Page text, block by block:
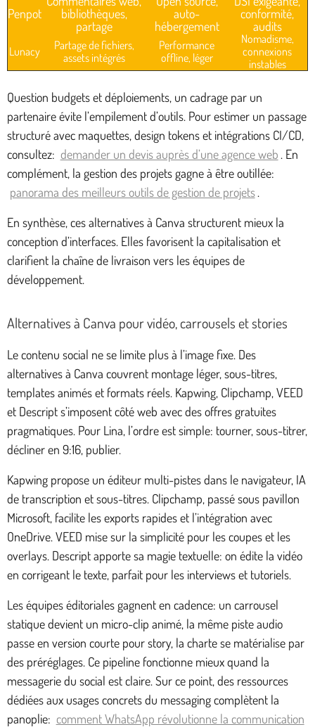
Penpot
bibliothèques,
partage
auto-
hébergement
conformité,
audits
Lunacy
Partage de fichiers,
assets intégrés
Performance
offline, léger
Nomadisme,
connexions
instables
Question budgets et déploiements, un cadrage par un
partenaire évite l’empilement d’outils. Pour estimer un passage
structuré avec maquettes, design tokens et intégrations CI/CD,
consultez: demander un devis auprès d’une agence web . En
complément, la gestion des projets gagne à être outillée:
panorama des meilleurs outils de gestion de projets .
En synthèse, ces alternatives à Canva structurent mieux la
conception d’interfaces. Elles favorisent la capitalisation et
clarifient la chaîne de livraison vers les équipes de
développement.
Alternatives à Canva pour vidéo, carrousels et stories
Le contenu social ne se limite plus à l’image fixe. Des
alternatives à Canva couvrent montage léger, sous-titres,
templates animés et formats réels. Kapwing, Clipchamp, VEED
et Descript s’imposent côté web avec des offres gratuites
pragmatiques. Pour Lina, l’ordre est simple: tourner, sous-titrer,
décliner en 9:16, publier.
Kapwing propose un éditeur multi-pistes dans le navigateur, IA
de transcription et sous-titres. Clipchamp, passé sous pavillon
Microsoft, facilite les exports rapides et l’intégration avec
OneDrive. VEED mise sur la simplicité pour les coupes et les
overlays. Descript apporte sa magie textuelle: on édite la vidéo
en corrigeant le texte, parfait pour les interviews et tutoriels.
Les équipes éditoriales gagnent en cadence: un carrousel
statique devient un micro-clip animé, la même piste audio
passe en version courte pour story, la charte se matérialise par
des préréglages. Ce pipeline fonctionne mieux quand la
messagerie du social est claire. Sur ce point, des ressources
dédiées aux usages concrets du messaging complètent la
panoplie: comment WhatsApp révolutionne la communication